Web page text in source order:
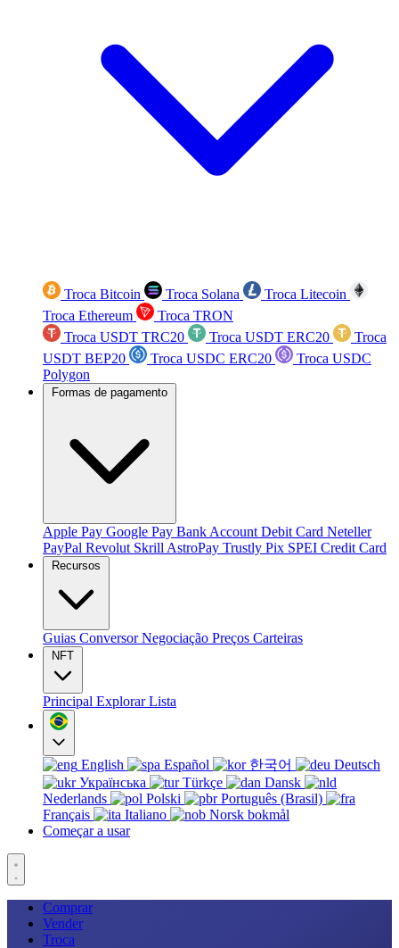
Troca Bitcoin Troca Solana
Troca Litecoin
Troca Ethereum
Troca TRON
Troca USDT TRC20
Troca USDT ERC20
Troca
USDT BEP20
Troca USDC ERC20
Troca USDC
Polygon
Formas de pagamento
Apple Pay Google Pay Bank Account Debit Card Neteller
PayPal Revolut Skrill AstroPay Trustly Pix SPEI Credit Card
Recursos
Guias ConversorNegociação Preços Carteiras
NFT
Principal ExplorarLista
English Español 한국어
Deutsch
Українська
Türkçe
Dansk
Nederlands
Polski
Português (Brasil)
Français
Italiano
Norsk bokmål
Começar a usar
Comprar
Vender
Troca